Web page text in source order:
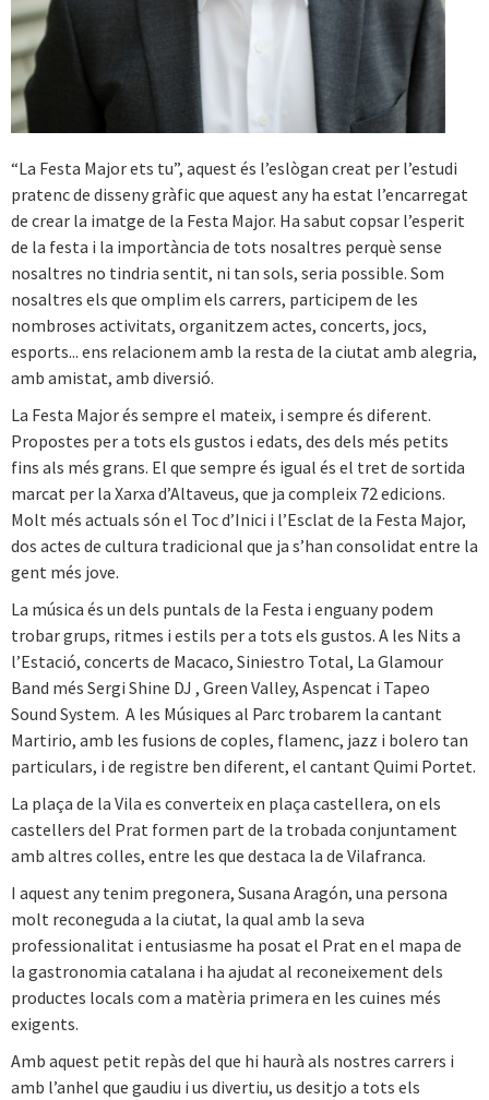
“La Festa Major ets tu”, aquest és l’eslògan creat per l’estudi
pratenc de disseny gràfic que aquest any ha estat l’encarregat
de crear la imatge de la Festa Major. Ha sabut copsar l’esperit
de la festa i la importància de tots nosaltres perquè sense
nosaltres no tindria sentit, ni tan sols, seria possible. Som
nosaltres els que omplim els carrers, participem de les
nombroses activitats, organitzem actes, concerts, jocs,
esports... ens relacionem amb la resta de la ciutat amb alegria,
amb amistat, amb diversió.
La Festa Major és sempre el mateix, i sempre és diferent.
Propostes per a tots els gustos i edats, des dels més petits
fins als més grans. El que sempre és igual és el tret de sortida
marcat per la Xarxa d’Altaveus, que ja compleix 72 edicions.
Molt més actuals són el Toc d’Inici i l’Esclat de la Festa Major,
dos actes de cultura tradicional que ja s’han consolidat entre la
gent més jove.
La música és un dels puntals de la Festa i enguany podem
trobar grups, ritmes i estils per a tots els gustos. A les Nits a
l’Estació, concerts de Macaco, Siniestro Total, La Glamour
Band més Sergi Shine DJ , Green Valley, Aspencat i Tapeo
Sound System. A les Músiques al Parc trobarem la cantant
Martirio, amb les fusions de coples, flamenc, jazz i bolero tan
particulars, i de registre ben diferent, el cantant Quimi Portet.
La plaça de la Vila es converteix en plaça castellera, on els
castellers del Prat formen part de la trobada conjuntament
amb altres colles, entre les que destaca la de Vilafranca.
I aquest any tenim pregonera, Susana Aragón, una persona
molt reconeguda a la ciutat, la qual amb la seva
professionalitat i entusiasme ha posat el Prat en el mapa de
la gastronomia catalana i ha ajudat al reconeixement dels
productes locals com a matèria primera en les cuines més
exigents.
Amb aquest petit repàs del que hi haurà als nostres carrers i
amb l’anhel que gaudiu i us divertiu, us desitjo a tots els